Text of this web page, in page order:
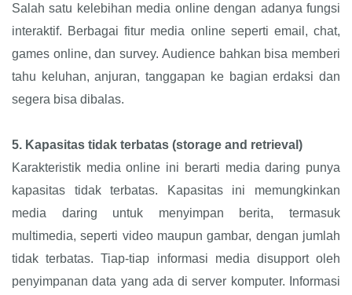
Salah satu kelebihan media online dengan adanya fungsi
interaktif. Berbagai fitur media online seperti email, chat,
games online, dan survey. Audience bahkan bisa memberi
tahu keluhan, anjuran, tanggapan ke bagian erdaksi dan
segera bisa dibalas.
5. Kapasitas tidak terbatas (storage and retrieval)
Karakteristik media online ini berarti media daring punya
kapasitas tidak terbatas. Kapasitas ini memungkinkan
media daring untuk menyimpan berita, termasuk
multimedia, seperti video maupun gambar, dengan jumlah
tidak terbatas. Tiap-tiap informasi media disupport oleh
penyimpanan data yang ada di server komputer. Informasi